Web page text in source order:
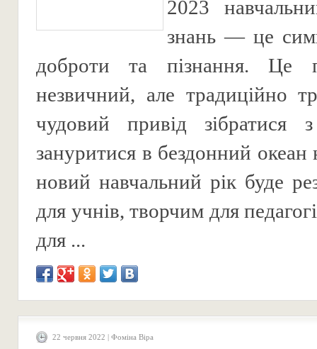
2023
знань — це
доброти та пізнання. Це
незвичний, але традиційно
чудовий привід зібратися
зануритися в бездонний
новий навчальний рік буде
для учнів, творчим для
для ...
22 червня 2022 | Фоміна Віра